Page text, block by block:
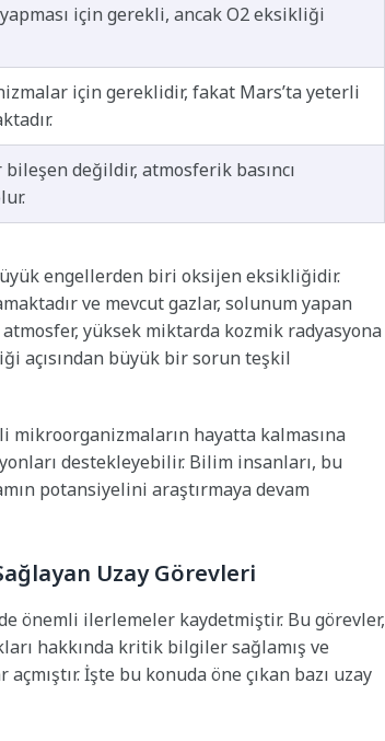
için gerekli, ancak O2 eksikliği
için gereklidir, fakat Mars’ta yeterli
değildir, atmosferik basıncı
engellerden biri oksijen eksikliğidir.
ve mevcut gazlar, solunum yapan
yüksek miktarda kozmik radyasyona
açısından büyük bir sorun teşkil
mikroorganizmaların hayatta kalmasına
destekleyebilir. Bilim insanları, bu
potansiyelini araştırmaya devam
Uzay Görevleri
önemli ilerlemeler kaydetmiştir. Bu görevler,
hakkında kritik bilgiler sağlamış ve
İşte bu konuda öne çıkan bazı uzay